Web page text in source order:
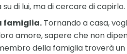
di lui, ma di cercare di capirlo.
famiglia. Tornando a casa,
amore, sapere che non
della famiglia troverà